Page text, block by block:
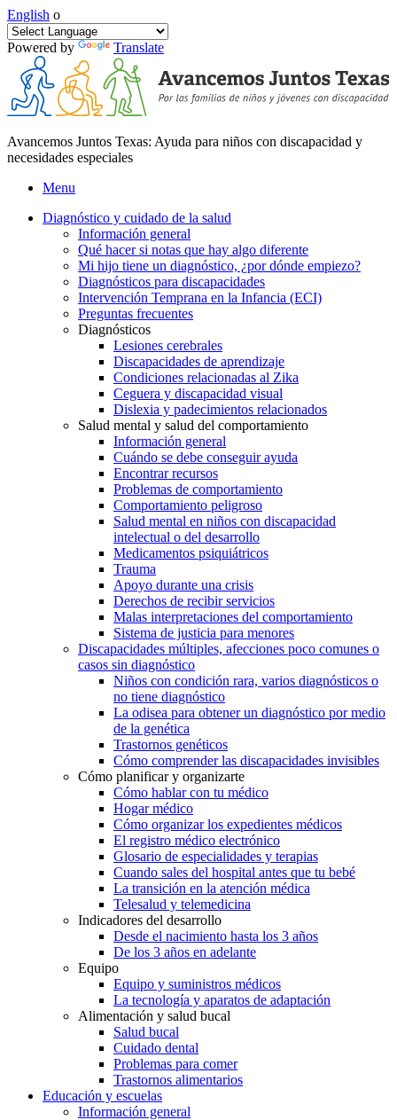
English o
Powered by Translate
Avancemos Juntos Texas: Ayuda para niños con discapacidad y
necesidades especiales
Menu
Diagnóstico y cuidado de la salud
Información general
Qué hacer si notas que hay algo diferente
Mi hijo tiene un diagnóstico, ¿por dónde empiezo?
Diagnósticos para discapacidades
Intervención Temprana en la Infancia (ECI)
Preguntas frecuentes
Diagnósticos
Lesiones cerebrales
Discapacidades de aprendizaje
Condiciones relacionadas al Zika
Ceguera y discapacidad visual
Dislexia y padecimientos relacionados
Salud mental y salud del comportamiento
Información general
Cuándo se debe conseguir ayuda
Encontrar recursos
Problemas de comportamiento
Comportamiento peligroso
Salud mental en niños con discapacidad
intelectual o del desarrollo
Medicamentos psiquiátricos
Trauma
Apoyo durante una crisis
Derechos de recibir servicios
Malas interpretaciones del comportamiento
Sistema de justicia para menores
Discapacidades múltiples, afecciones poco comunes o
casos sin diagnóstico
Niños con condición rara, varios diagnósticos o
no tiene diagnóstico
La odisea para obtener un diagnóstico por medio
de la genética
Trastornos genéticos
Cómo comprender las discapacidades invisibles
Cómo planificar y organizarte
Cómo hablar con tu médico
Hogar médico
Cómo organizar los expedientes médicos
El registro médico electrónico
Glosario de especialidades y terapias
Cuando sales del hospital antes que tu bebé
La transición en la atención médica
Telesalud y telemedicina
Indicadores del desarrollo
Desde el nacimiento hasta los 3 años
De los 3 años en adelante
Equipo
Equipo y suministros médicos
La tecnología y aparatos de adaptación
Alimentación y salud bucal
Salud bucal
Cuidado dental
Problemas para comer
Trastornos alimentarios
Educación y escuelas
Información general